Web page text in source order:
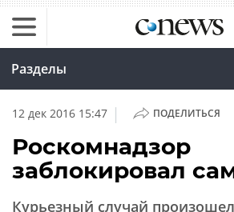
Разделы
12 дек 2016 15:47 | ПОДЕЛИТЬСЯ
Роскомнадзор
заблокировал
Курьезный случай